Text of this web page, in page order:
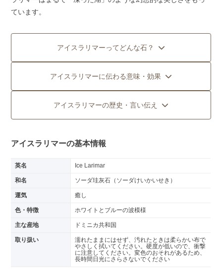
ています。
アイスラリマーってどんな石？
アイスラリマーに伝わる意味・効果
アイスラリマーの歴史・言い伝え
アイスラリマーの基本情報
英名 Ice Larimar
和名 ソーダ珪灰石（ソーダけいかいせき）
運気 癒し
色・特徴 ホワイトとブルーの波模様
主な産地 ドミニカ共和国
取り扱い
濡れたままにはせず、汚れたときは柔らかい布で
やさしく拭いてください。硬度が低いので、衝撃
に注意してください。変色のおそれがあるため、
長時間日光にさらさないでください